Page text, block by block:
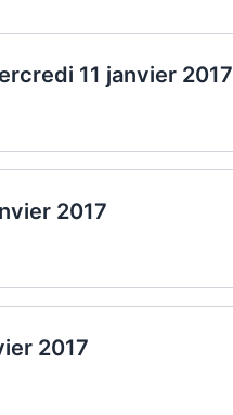
11 janvier 2017
2017
2017